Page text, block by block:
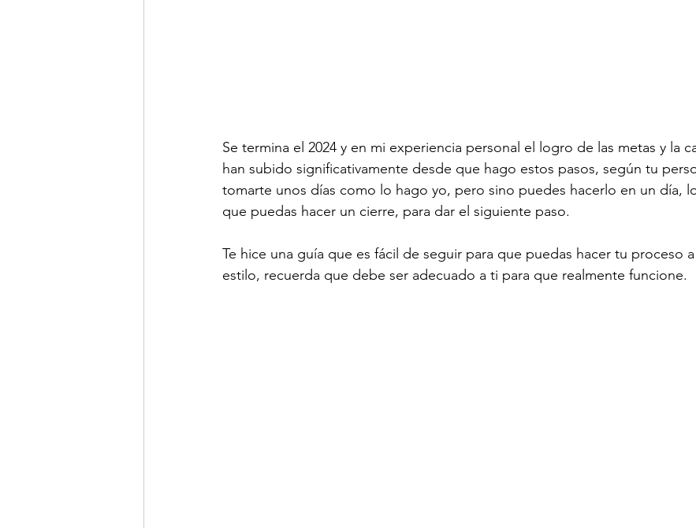
Se termina el 2024 y en mi experiencia personal el logro de las metas y la
han subido significativamente desde que hago estos pasos, según tu
tomarte unos días como lo hago yo, pero sino puedes hacerlo en un día,
que puedas hacer un cierre, para dar el siguiente paso.
Te hice una guía que es fácil de seguir para que puedas hacer tu proceso
estilo, recuerda que debe ser adecuado a ti para que realmente funcione.